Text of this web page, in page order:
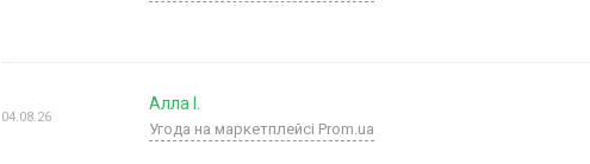
04.08.26
Алла І.
Угода на маркетплейсі Prom.ua